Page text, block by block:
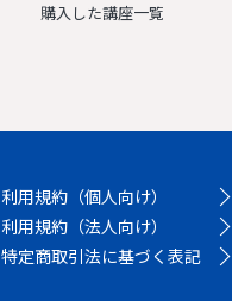
購入した講座一覧
利用規約（個人向け）
利用規約（法人向け）
特定商取引法に基づく表記